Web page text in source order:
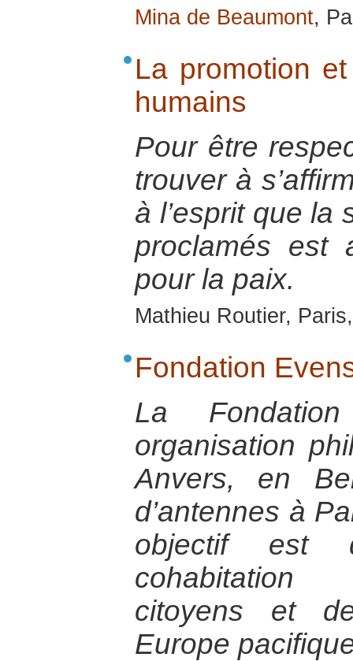
Mina de Beaumont,
La promotion
humains
Pour être
trouver à
à l’esprit que la
proclamés est
pour la paix.
Mathieu Routier,
Fondation
La
organisation
Anvers, en
d’antennes à
objectif est
cohabitation
citoyens et
Europe